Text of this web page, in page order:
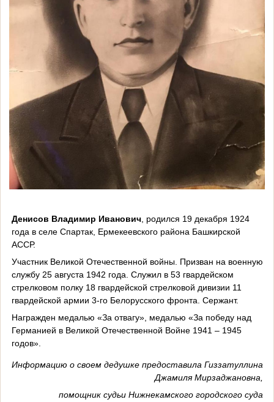
Денисов Владимир Иванович, родился 19 декабря 1924
года в селе Спартак, Ермекеевского района Башкирской
АССР.
Участник Великой Отечественной войны. Призван на военную
службу 25 августа 1942 года. Служил в 53 гвардейском
стрелковом полку 18 гвардейской стрелковой дивизии 11
гвардейской армии 3-го Белорусского фронта. Сержант.
Награжден медалью «За отвагу», медалью «За победу над
Германией в Великой Отечественной Войне 1941 – 1945
годов».
Информацию о своем дедушке предоставила Гиззатуллина
Джамиля Мирзаджановна,
помощник судьи Нижнекамского городского суда